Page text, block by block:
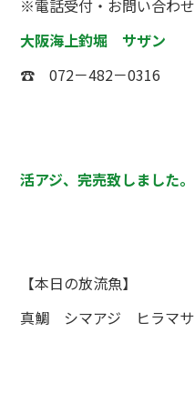
※電話受付・お問い合わせ
大阪海上釣堀 サザン
☎ 072－482－0316 （
活アジ、完売致しました。
【本日の放流魚】
真鯛 シマアジ ヒラマ